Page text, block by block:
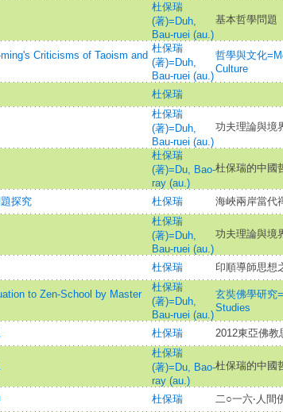
杜保瑞
(著)=Duh,
Bau-ruei (au.)
基本哲學問題
Criticisms of Taoism and
杜保瑞
(著)=Duh,
Bau-ruei (au.)
哲學與文化
Culture
杜保瑞
杜保瑞
(著)=Duh,
Bau-ruei (au.)
功夫理論與境
杜保瑞
(著)=Du, Bao-
ray (au.)
杜保瑞的中國
探究 杜保瑞 海峽兩岸當代
杜保瑞
(著)=Duh,
Bau-ruei (au.)
功夫理論與境
杜保瑞 印順導師思想
to Zen-School by Master
杜保瑞
(著)=Duh,
Bau-ruei (au.)
玄奘佛學研究
Studies
杜保瑞 2012東亞佛教
杜保瑞
(著)=Du, Bao-
ray (au.)
杜保瑞的中國
杜保瑞 二○一六‧人間